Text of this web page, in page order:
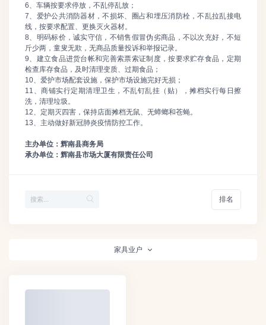
6、车辆按要求停放，不乱停乱放；
7、爱护公共消防器材，不损坏、圈占和埋压消防栓，不乱拉乱接电
线，按要求配置、更换灭火器材。
8、明码标价，诚实守信，不销售假冒伪劣商品，不以次充好，不短
斤少两，童叟无欺，无商品质量投诉和举报记录。
9、建立食品进货台帐和完善索票索证制度，按要求贮存食品，定期
检查库存食品，及时清理变质、过期食品；
10、爱护市场配套设施，保护市场设施完好无损；
11、商铺实行定期清理卫生，不乱钉乱挂（贴），摊档实行每日擦
洗，清理垃圾。
12、定期灭四害，保持店面摊档无鼠、无蟑螂和苍蝇。
13、主动做好新冠肺炎疫情防控工作。
主办单位：辉南县商务局
承办单位：辉南县市场大厦有限责任公司
排名
家具业户